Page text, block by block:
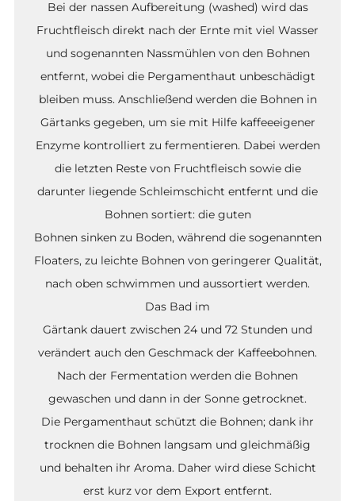
Bei der nassen Aufbereitung (washed) wird das
Fruchtfleisch direkt nach der Ernte mit viel Wasser
und sogenannten Nassmühlen von den Bohnen
entfernt, wobei die Pergamenthaut unbeschädigt
bleiben muss. Anschließend werden die Bohnen in
Gärtanks gegeben, um sie mit Hilfe kaffeeeigener
Enzyme kontrolliert zu fermentieren. Dabei werden
die letzten Reste von Fruchtfleisch sowie die
darunter liegende Schleimschicht entfernt und die
Bohnen sortiert: die guten
Bohnen sinken zu Boden, während die sogenannten
Floaters, zu leichte Bohnen von geringerer Qualität,
nach oben schwimmen und aussortiert werden.
Das Bad im
Gärtank dauert zwischen 24 und 72 Stunden und
verändert auch den Geschmack der Kaffeebohnen.
Nach der Fermentation werden die Bohnen
gewaschen und dann in der Sonne getrocknet.
Die Pergamenthaut schützt die Bohnen; dank ihr
trocknen die Bohnen langsam und gleichmäßig
und behalten ihr Aroma. Daher wird diese Schicht
erst kurz vor dem Export entfernt.